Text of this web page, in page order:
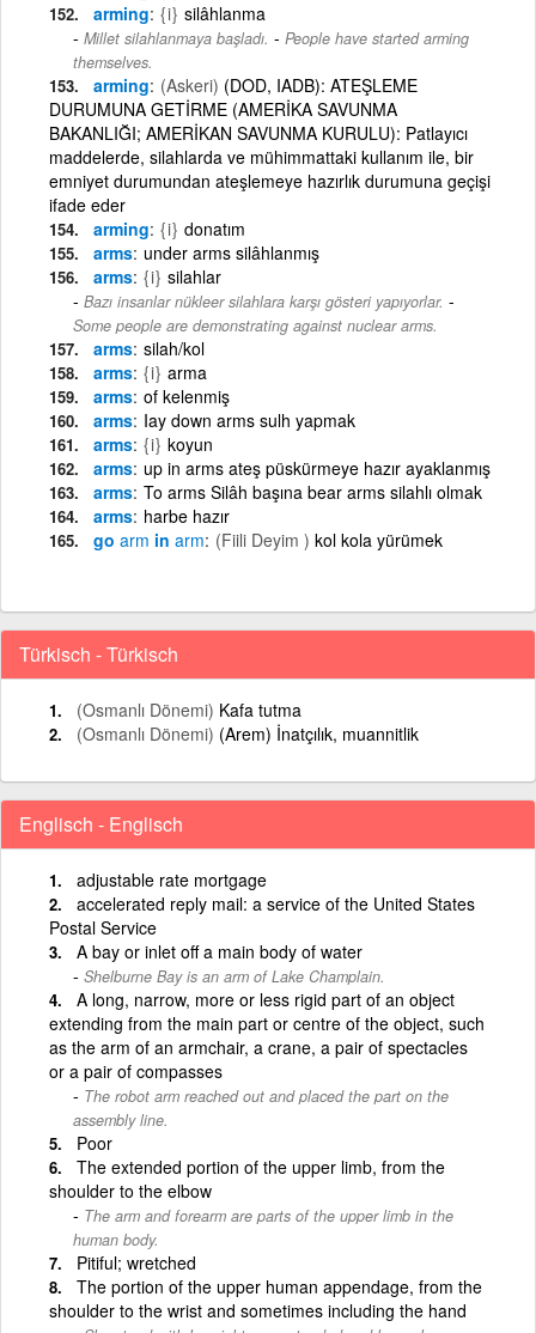
arming {i} silâhlanma
Millet silahlanmaya başladı. - People have started arming
themselves.
arming (Askeri) (DOD, IADB): ATEŞLEME
DURUMUNA GETİRME (AMERİKA SAVUNMA
BAKANLIĞI; AMERİKAN SAVUNMA KURULU): Patlayıcı
maddelerde, silahlarda ve mühimmattaki kullanım ile, bir
emniyet durumundan ateşlemeye hazırlık durumuna geçişi
ifade eder
arming {i} donatım
arms under arms silâhlanmış
arms {i} silahlar
Bazı insanlar nükleer silahlara karşı gösteri yapıyorlar. -
Some people are demonstrating against nuclear arms.
arms silah/kol
arms {i} arma
arms of kelenmiş
arms Iay down arms sulh yapmak
arms {i} koyun
arms up in arms ateş püskürmeye hazır ayaklanmış
arms To arms Silâh başına bear arms silahlı olmak
arms harbe hazır
go arm in arm (Fiili Deyim ) kol kola yürümek
Türkisch - Türkisch
(Osmanlı Dönemi) Kafa tutma
(Osmanlı Dönemi) (Arem) İnatçılık, muannitlik
Englisch - Englisch
adjustable rate mortgage
accelerated reply mail: a service of the United States
Postal Service
A bay or inlet off a main body of water
Shelburne Bay is an arm of Lake Champlain.
A long, narrow, more or less rigid part of an object
extending from the main part or centre of the object, such
as the arm of an armchair, a crane, a pair of spectacles
or a pair of compasses
The robot arm reached out and placed the part on the
assembly line.
Poor
The extended portion of the upper limb, from the
shoulder to the elbow
The arm and forearm are parts of the upper limb in the
human body.
Pitiful; wretched
The portion of the upper human appendage, from the
shoulder to the wrist and sometimes including the hand